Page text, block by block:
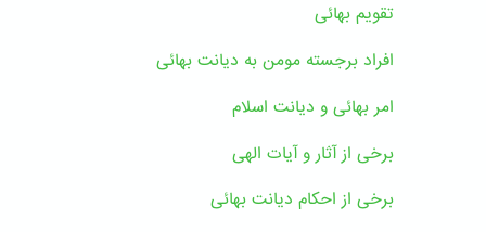
تقویم بهائی
افراد برجسته مومن به دیانت بهائی
امر بهائی و دیانت اسلام
برخی از آثار و آیات الهی
برخی از احکام دیانت بهائی